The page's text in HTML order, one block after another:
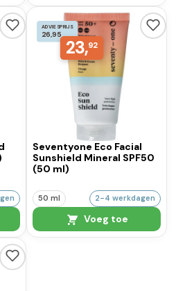
ADVIESPRIJS
26,95
23,92
Seventyone Eco Facial
Sunshield Mineral SPF50
(50 ml)
50 ml 2-4 werkdagen
Voeg toe